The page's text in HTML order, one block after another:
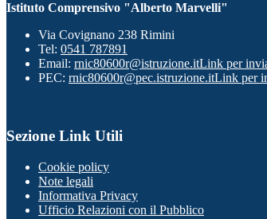
Istituto Comprensivo "Alberto Marvelli"
Via Covignano 238 Rimini
Tel: 0541 787891
Email: rnic80600r@istruzione.itLink per
PEC: rnic80600r@pec.istruzione.itLink per
Sezione Link Utili
Cookie policy
Note legali
Informativa Privacy
Ufficio Relazioni con il Pubblico